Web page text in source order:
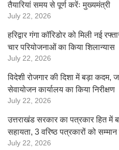
तैयारियां समय से पूर्ण करेंः मुख्यमंत्री
July 22, 2026
हरिद्वार गंगा कॉरिडोर को मिली नई
चार परियोजनाओं का किया शिलान्यास
July 22, 2026
विदेशी रोजगार की दिशा में बड़ा कदम,
सेवायोजन कार्यालय का किया निरीक्षण
July 22, 2026
उत्तराखंड सरकार का पत्रकार हित में
सहायता, 3 वरिष्ठ पत्रकारों को
July 22, 2026